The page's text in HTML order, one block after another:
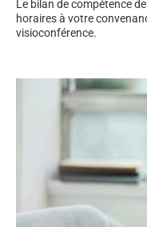
Le bilan de compétence
horaires à votre
visioconférence.